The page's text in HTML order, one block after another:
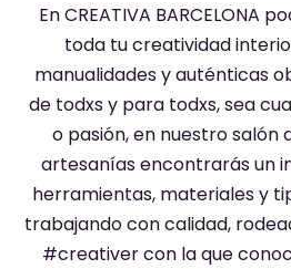
En CREATIVA BARCELONA
toda tu creatividad
manualidades y auténticas
de todxs y para todxs, sea
o pasión, en nuestro salón
artesanías encontrarás un
herramientas, materiales y
trabajando con calidad,
#creativer con la que